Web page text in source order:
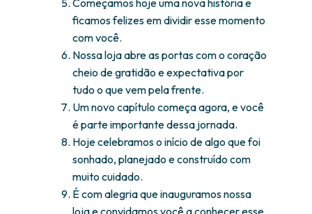
ficamos felizes em dividir esse momento
com você.
Nossa loja abre as portas com o coração
cheio de gratidão e expectativa por
tudo o que vem pela frente.
Um novo capítulo começa agora, e você
é parte importante dessa jornada.
Hoje celebramos o início de algo que foi
sonhado, planejado e construído com
muito cuidado.
É com alegria que inauguramos nossa
loja e convidamos você a conhecer esse